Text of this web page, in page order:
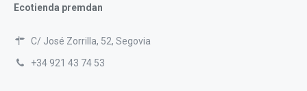
Ecotienda premdan
C/ José Zorrilla, 52, Segovia
+34 921 43 74 53